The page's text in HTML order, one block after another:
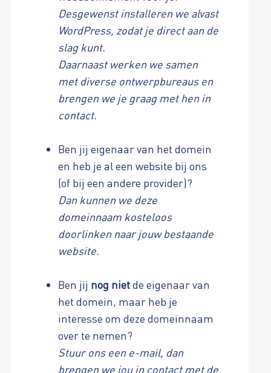
Desgewenst installeren we alvast
WordPress, zodat je direct aan de
slag kunt.
Daarnaast werken we samen
met diverse ontwerpbureaus en
brengen we je graag met hen in
contact.
Ben jij eigenaar van het domein
en heb je al een website bij ons
(of bij een andere provider)?
Dan kunnen we deze
domeinnaam kosteloos
doorlinken naar jouw bestaande
website.
Ben jij nog nietde eigenaar van
het domein, maar heb je
interesse om deze domeinnaam
over te nemen?
Stuur ons een e-mail, dan
brengen we jou in contact met de